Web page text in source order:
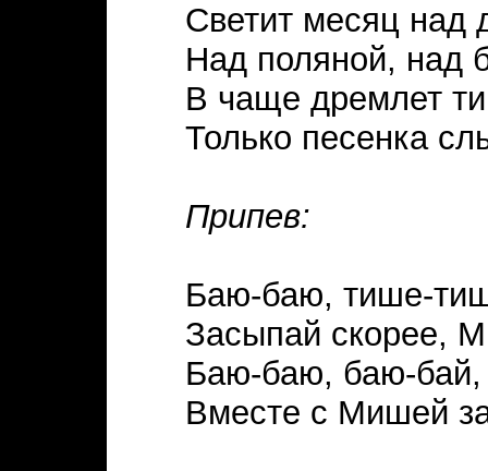
Светит месяц над
Над поляной, над
В чаще дремлет
Только песенка
Припев:
Баю-баю, тише-
Засыпай скорее,
Баю-баю, баю-бай,
Вместе с Мишей